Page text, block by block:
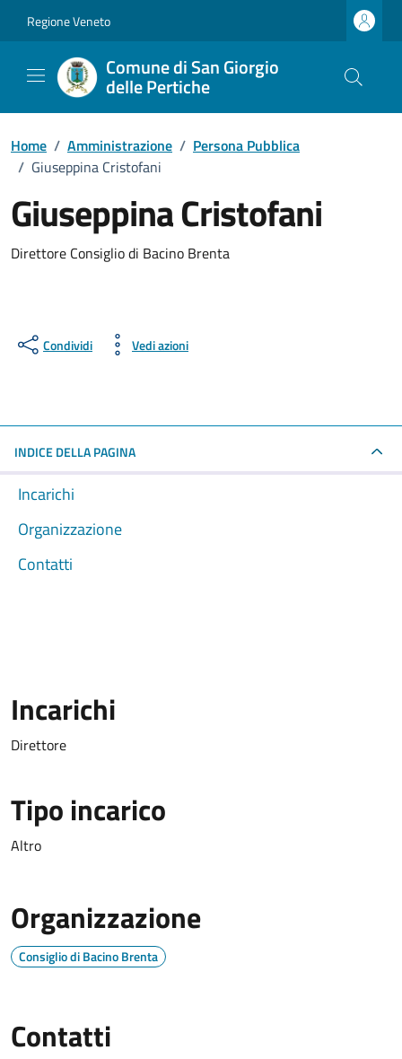
Regione Veneto
Comune di San Giorgio
delle Pertiche
Home / Amministrazione / Persona Pubblica
/ Giuseppina Cristofani
Giuseppina Cristofani
Direttore Consiglio di Bacino Brenta
Condividi Vedi azioni
INDICE DELLA PAGINA
Incarichi
Organizzazione
Contatti
Incarichi
Direttore
Tipo incarico
Altro
Organizzazione
Consiglio di Bacino Brenta
Contatti